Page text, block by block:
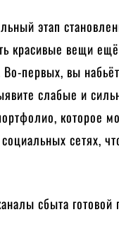
этап
красивые вещи
Во-первых, вы
слабые и
которое
сетях,
сбыта готовой